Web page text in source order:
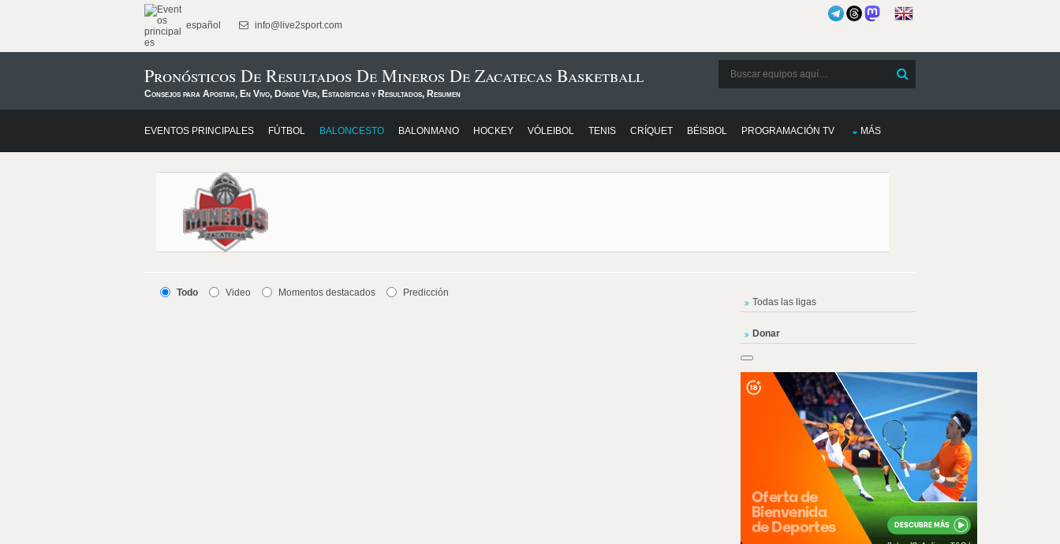
español info@live2sport.com
Pronósticos De Resultados De Mineros De Zacatecas Basketball
Consejos para Apostar, En Vivo, Dónde Ver, Estadísticas y Resultados, Resumen
EVENTOS PRINCIPALES FÚTBOL BALONCESTO BALONMANO HOCKEY VÓLEIBOL TENIS CRÍQUET BÉISBOL PROGRAMACIÓN TV MÁS
Todo Video Momentos destacados Predicción
Todas las ligas
Donar